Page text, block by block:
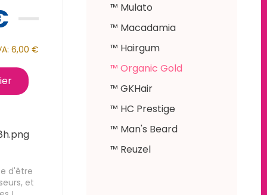
6,00 €
d'être
et
™ Mulato
™ Macadamia
™ Hairgum
™ Organic Gold
™ GKHair
™ HC Prestige
™ Man's Beard
™ Reuzel